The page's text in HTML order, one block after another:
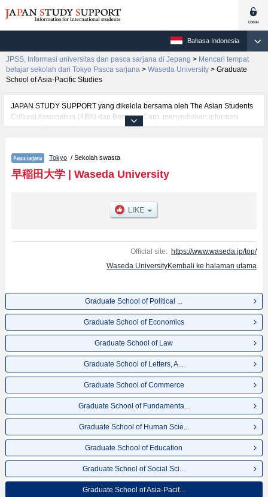
Bahasa Indonesia
JPSS, Informasi universitas dan pasca sarjana di Jepang > Mencari tempat
belajar sekolah dari Tokyo Pasca sarjana > Waseda University > Graduate
School of Asia-Pacific Studies
JAPAN STUDY SUPPORT yang dikelola bersama oleh The Asian Students
Cultural Association (ABK) dan Benesse Corp. menyediakan informasi
sekitar 1300 universitas, pascasarjana, universitas yunior, akademi
per jurusan riset seperti %% research %%, serta berbagai informasi yang
berguna bagi mahasiswa(i) mancanegara seperti kuota untuk jumlah
pendaftar dan jumlah kelulusan ujian masuk mahasiswa(i) mancanegara,
lainnya. Silakan memanfaatkannya.
Tokyo / Sekolah swasta
早稲田大学| Waseda University
Official site: https://www.waseda.jp/top/
Waseda UniversityKembali ke halaman utama
Graduate School of Political ...
Graduate School of Economics
Graduate School of Law
Graduate School of Letters, A...
Graduate School of Commerce
Graduate School of Fundamenta...
Graduate School of Human Scie...
Graduate School of Education
Graduate School of Social Sci...
Graduate School of Asia-Pacif...